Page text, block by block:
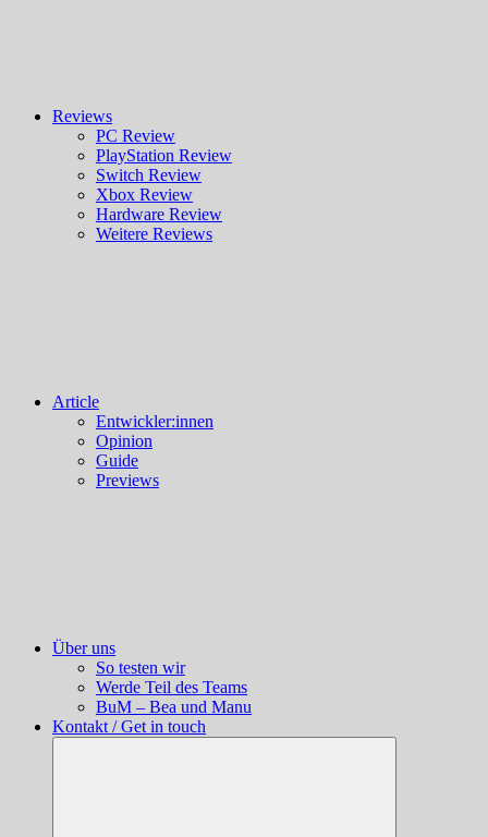
Reviews
PC Review
PlayStation Review
Switch Review
Xbox Review
Hardware Review
Weitere Reviews
Article
Entwickler:innen
Opinion
Guide
Previews
Über uns
So testen wir
Werde Teil des Teams
BuM – Bea und Manu
Kontakt / Get in touch